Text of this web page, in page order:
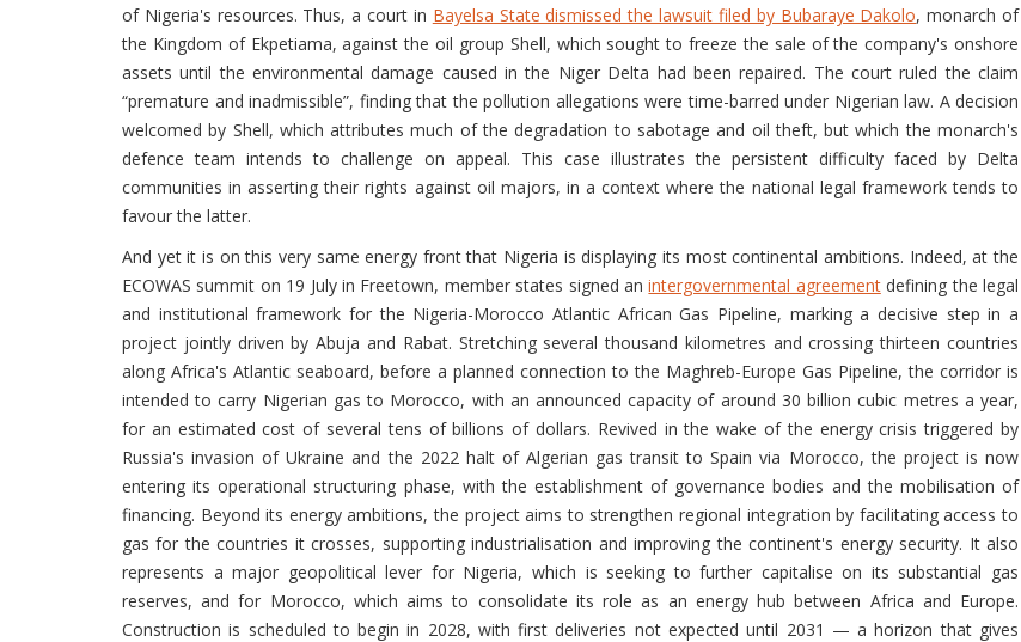
of Nigeria's resources. Thus, a court in Bayelsa State dismissed the lawsuit filed by Bubaraye Dakolo, monarch of
the Kingdom of Ekpetiama, against the oil group Shell, which sought to freeze the sale of the company's onshore
assets until the environmental damage caused in the Niger Delta had been repaired. The court ruled the claim
“premature and inadmissible”, finding that the pollution allegations were time-barred under Nigerian law. A decision
welcomed by Shell, which attributes much of the degradation to sabotage and oil theft, but which the monarch's
defence team intends to challenge on appeal. This case illustrates the persistent difficulty faced by Delta
communities in asserting their rights against oil majors, in a context where the national legal framework tends to
favour the latter.
And yet it is on this very same energy front that Nigeria is displaying its most continental ambitions. Indeed, at the
ECOWAS summit on 19 July in Freetown, member states signed anintergovernmental agreementdefining the legal
and institutional framework for the Nigeria-Morocco Atlantic African Gas Pipeline, marking a decisive step in a
project jointly driven by Abuja and Rabat. Stretching several thousand kilometres and crossing thirteen countries
along Africa's Atlantic seaboard, before a planned connection to the Maghreb-Europe Gas Pipeline, the corridor is
intended to carry Nigerian gas to Morocco, with an announced capacity of around 30 billion cubic metres a year,
for an estimated cost of several tens of billions of dollars. Revived in the wake of the energy crisis triggered by
Russia's invasion of Ukraine and the 2022 halt of Algerian gas transit to Spain via Morocco, the project is now
entering its operational structuring phase, with the establishment of governance bodies and the mobilisation of
financing. Beyond its energy ambitions, the project aims to strengthen regional integration by facilitating access to
gas for the countries it crosses, supporting industrialisation and improving the continent's energy security. It also
represents a major geopolitical lever for Nigeria, which is seeking to further capitalise on its substantial gas
reserves, and for Morocco, which aims to consolidate its role as an energy hub between Africa and Europe.
Construction is scheduled to begin in 2028, with first deliveries not expected until 2031 — a horizon that gives